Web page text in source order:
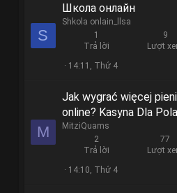
S
Школа онлайн
Shkola onlain_llsa
1
Trả lời
9
Lượt
14:11, Thứ 4
M
Jak wygrać więcej
online? Kasyna Dla
MitziQuams
2
Trả lời
77
Lượt
14:10, Thứ 4